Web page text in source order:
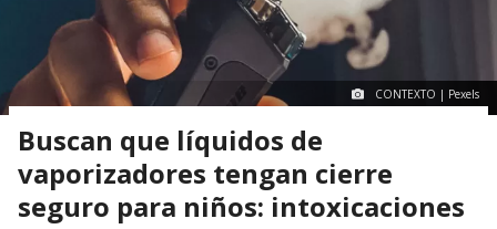
CONTEXTO | Pexels
Buscan que líquidos de
vaporizadores tengan cierre
seguro para niños: intoxicaciones